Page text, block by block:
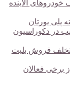
آلاینده
پلی یورتان
در دکوراسیون
متخلف فروش بلیت
برخی فعالان